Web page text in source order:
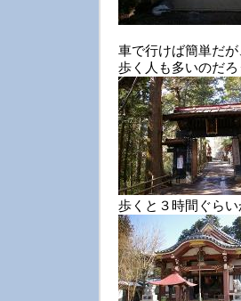
車で行けば簡単だ
歩く人も多いのだろ
歩くと３時間ぐら